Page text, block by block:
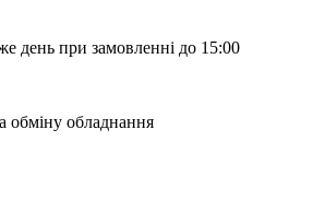
день при замовленні до 15:00
обміну обладнання